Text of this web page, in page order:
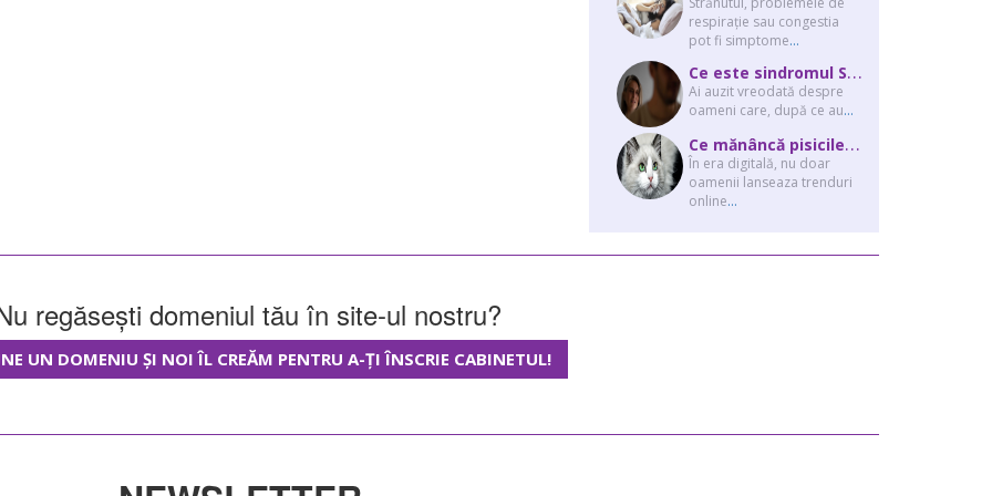
respirație sau congestia
pot fi simptome...
C
e este sindromul Stockholm și de ce victimele își apără agresorii.
Ai auzit vreodată despre
oameni care, după ce au...
C
e mănâncă pisicile “influencer” pe Instagram? Hrana lor virală
În era digitală, nu doar
oamenii lanseaza trenduri
online...
regăsești domeniul tău în site-ul nostru?
UN DOMENIU ȘI NOI ÎL CREĂM PENTRU A-ȚI ÎNSCRIE CABINETUL!